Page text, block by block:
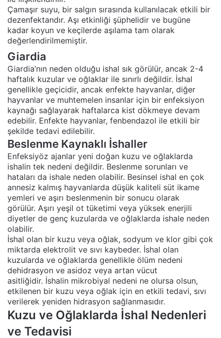
Çamaşır suyu, bir salgın sırasında kullanılacak etkili bir
dezenfektandır. Aşı etkinliği şüphelidir ve bugüne
kadar koyun ve keçilerde aşılama tam olarak
değerlendirilmemiştir.
Giardia
Giardia’nın neden olduğu ishal sık görülür, ancak 2-4
haftalık kuzular ve oğlaklar ile sınırlı değildir. İshal
genellikle geçicidir, ancak enfekte hayvanlar, diğer
hayvanlar ve muhtemelen insanlar için bir enfeksiyon
kaynağı sağlayarak haftalarca kist dökmeye devam
edebilir. Enfekte hayvanlar, fenbendazol ile etkili bir
şekilde tedavi edilebilir.
Beslenme Kaynaklı İshaller
Enfeksiyöz ajanlar yeni doğan kuzu ve oğlaklarda
ishalin tek nedeni değildir. Beslenme sorunları ve
hataları da ishale neden olabilir. Besinsel ishal en çok
annesiz kalmış hayvanlarda düşük kaliteli süt ikame
yemleri ve aşırı beslenmenin bir sonucu olarak
görülür. Aşırı yeşil ot tüketimi veya yüksek enerjili
diyetler de genç kuzularda ve oğlaklarda ishale neden
olabilir.
İshal olan bir kuzu veya oğlak, sodyum ve klor gibi çok
miktarda elektrolit ve sıvı kaybeder. İshal olan
kuzularda ve oğlaklarda genellikle ölüm nedeni
dehidrasyon ve asidoz veya artan vücut
asitliğidir. İshalin mikrobiyal nedeni ne olursa olsun,
etkilenen bir kuzu veya oğlak için en etkili tedavi, sıvı
verilerek yeniden hidrasyon sağlanmasıdır.
Kuzu ve Oğlaklarda İshal Nedenleri
ve Tedavisi